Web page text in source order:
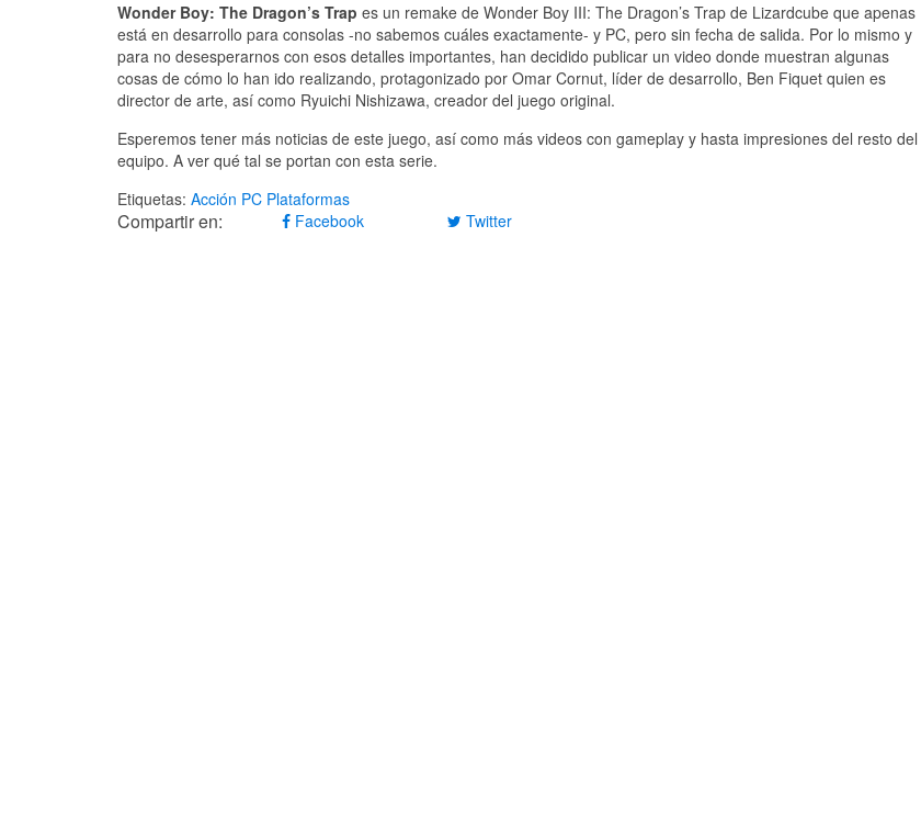
Wonder Boy: The Dragon’s Trap es un remake de Wonder Boy III: The Dragon’s Trap de Lizardcube que apenas
está en desarrollo para consolas -no sabemos cuáles exactamente- y PC, pero sin fecha de salida. Por lo mismo y
para no desesperarnos con esos detalles importantes, han decidido publicar un video donde muestran algunas
cosas de cómo lo han ido realizando, protagonizado por Omar Cornut, líder de desarrollo, Ben Fiquet quien es
director de arte, así como Ryuichi Nishizawa, creador del juego original.
Esperemos tener más noticias de este juego, así como más videos con gameplay y hasta impresiones del resto del
equipo. A ver qué tal se portan con esta serie.
Etiquetas: Acción PC Plataformas
Compartir en: Facebook Twitter